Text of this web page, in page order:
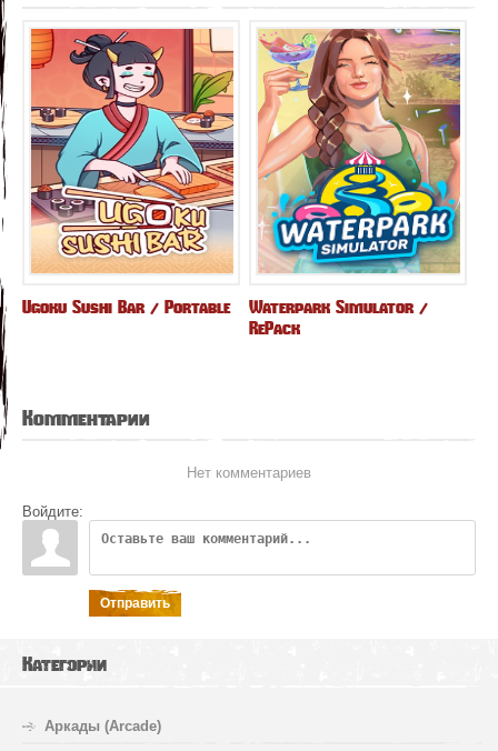
Ugoku Sushi Bar / Portable
Waterpark Simulator /
RePack
Комментарии
Нет комментариев
Войдите:
Отправить
Категории
Аркады (Arcade)